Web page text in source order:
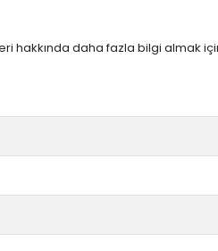
hakkında daha fazla bilgi almak